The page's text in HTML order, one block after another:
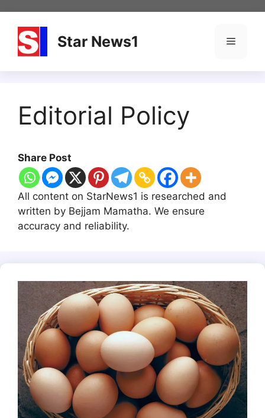
content
Star News1 Menu
Editorial Policy
Share Post
All content on StarNews1 is researched and
written by Bejjam Mamatha. We ensure
accuracy and reliability.